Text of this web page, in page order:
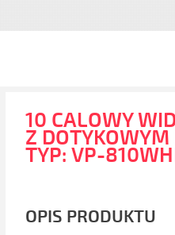
10 CALOWY
Z
TYP: VP-
OPIS PRODUKTU